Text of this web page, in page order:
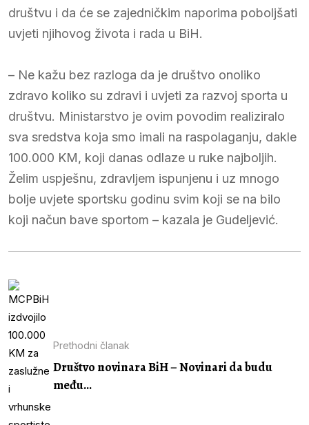
društvu i da će se zajedničkim naporima poboljšati
uvjeti njihovog života i rada u BiH.
– Ne kažu bez razloga da je društvo onoliko
zdravo koliko su zdravi i uvjeti za razvoj sporta u
društvu. Ministarstvo je ovim povodim realiziralo
sva sredstva koja smo imali na raspolaganju, dakle
100.000 KM, koji danas odlaze u ruke najboljih.
Želim uspješnu, zdravljem ispunjenu i uz mnogo
bolje uvjete sportsku godinu svim koji se na bilo
koji načun bave sportom – kazala je Gudeljević.
Prethodni članak
Društvo novinara BiH – Novinari da budu
među...